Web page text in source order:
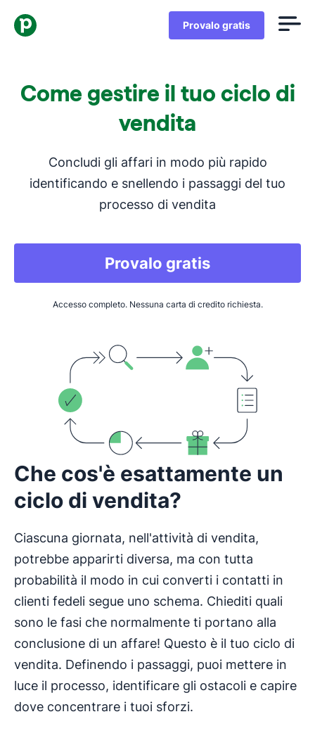
Provalo gratis
Come gestire il tuo ciclo di
vendita
Concludi gli affari in modo più rapido
identificando e snellendo i passaggi del tuo
processo di vendita
Provalo gratis
Accesso completo. Nessuna carta di credito richiesta.
Che cos'è esattamente un
ciclo di vendita?
Ciascuna giornata, nell'attività di vendita,
potrebbe apparirti diversa, ma con tutta
probabilità il modo in cui converti i contatti in
clienti fedeli segue uno schema. Chiediti quali
sono le fasi che normalmente ti portano alla
conclusione di un affare! Questo è il tuo ciclo di
vendita. Definendo i passaggi, puoi mettere in
luce il processo, identificare gli ostacoli e capire
dove concentrare i tuoi sforzi.